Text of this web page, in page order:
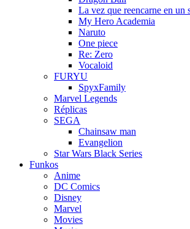
La vez que reencarne en un
My Hero Academia
Naruto
One piece
Re: Zero
Vocaloid
FURYU
SpyxFamily
Marvel Legends
Réplicas
SEGA
Chainsaw man
Evangelion
Star Wars Black Series
Funkos
Anime
DC Comics
Disney
Marvel
Movies